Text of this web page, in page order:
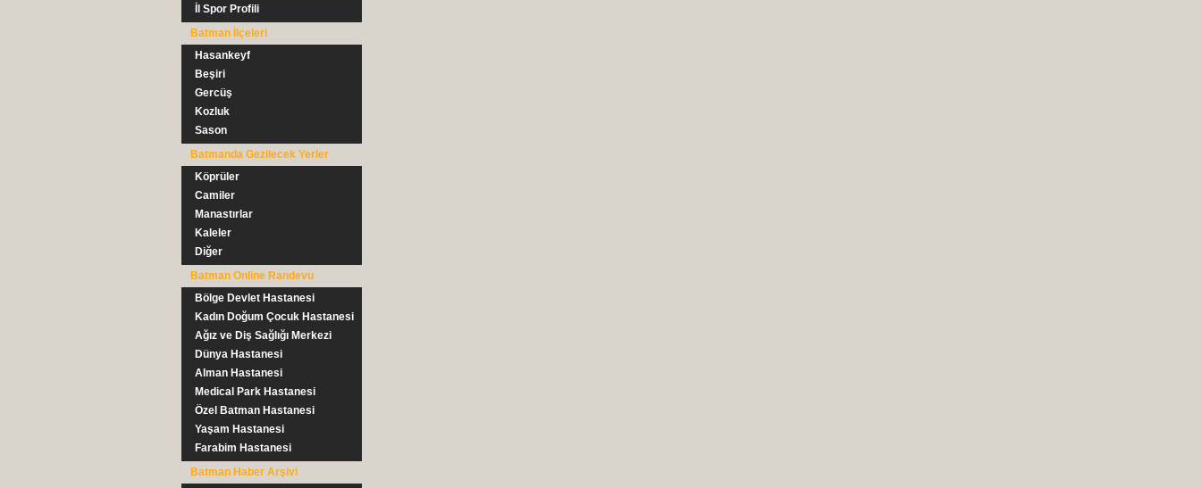
İl Spor Profili
Batman İlçeleri
Hasankeyf
Beşiri
Gercüş
Kozluk
Sason
Batmanda Gezilecek Yerler
Köprüler
Camiler
Manastırlar
Kaleler
Diğer
Batman Online Randevu
Bölge Devlet Hastanesi
Kadın Doğum Çocuk Hastanesi
Ağız ve Diş Sağlığı Merkezi
Dünya Hastanesi
Alman Hastanesi
Medical Park Hastanesi
Özel Batman Hastanesi
Yaşam Hastanesi
Farabim Hastanesi
Batman Haber Arşivi